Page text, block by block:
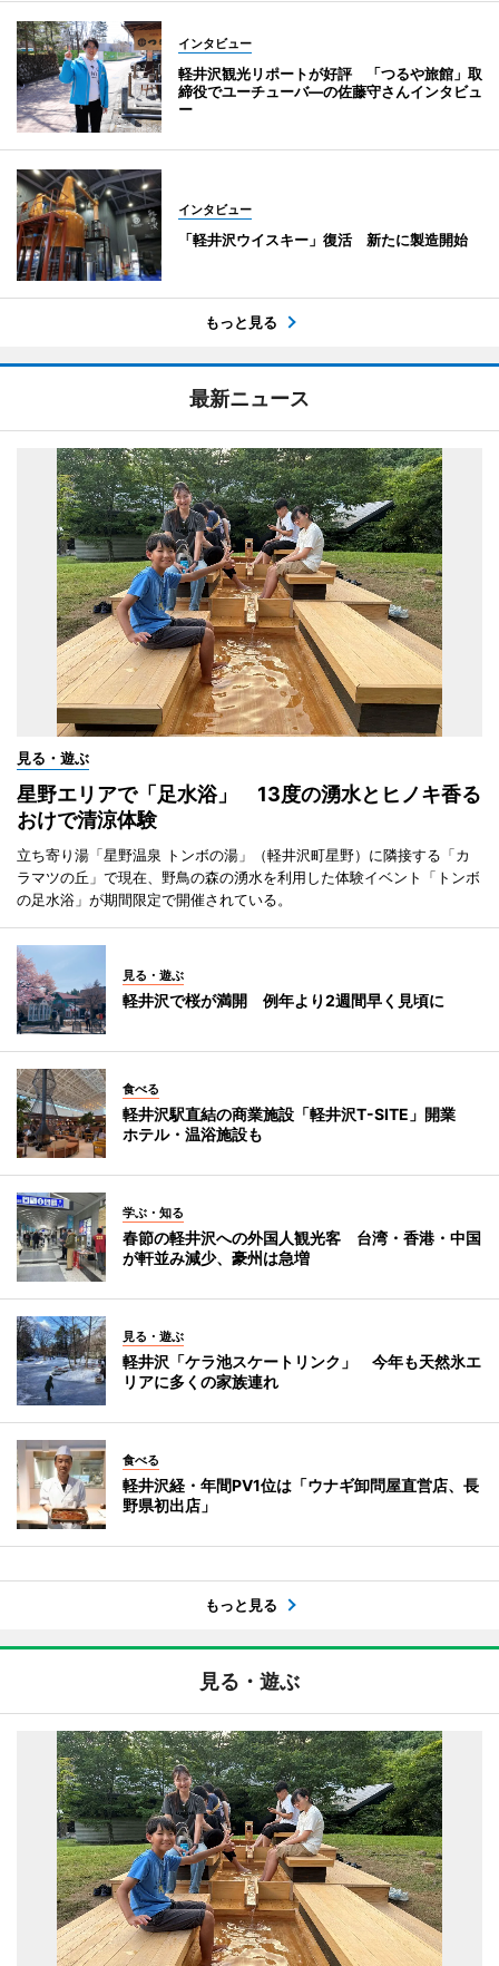
インタビュー
軽井沢観光リポートが好評 「つるや旅館」取
締役でユーチューバ―の佐藤守さんインタビュ
ー
インタビュー
「軽井沢ウイスキー」復活 新たに製造開始
もっと見る
最新ニュース
見る・遊ぶ
星野エリアで「足水浴」 13度の湧水とヒノキ香る
おけで清涼体験
立ち寄り湯「星野温泉 トンボの湯」（軽井沢町星野）に隣接する「カ
ラマツの丘」で現在、野鳥の森の湧水を利用した体験イベント「トンボ
の足水浴」が期間限定で開催されている。
見る・遊ぶ
軽井沢で桜が満開 例年より2週間早く見頃に
食べる
軽井沢駅直結の商業施設「軽井沢T-SITE」開業
ホテル・温浴施設も
学ぶ・知る
春節の軽井沢への外国人観光客 台湾・香港・中国
が軒並み減少、豪州は急増
見る・遊ぶ
軽井沢「ケラ池スケートリンク」 今年も天然氷エ
リアに多くの家族連れ
食べる
軽井沢経・年間PV1位は「ウナギ卸問屋直営店、長
野県初出店」
もっと見る
見る・遊ぶ